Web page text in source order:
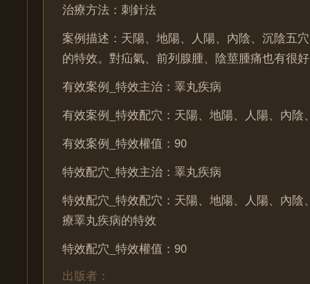
治療方法：刺針法
案例描述：天陽、地陽、人陽、內陰、沉陰五
的特效。對疝氣、前列腺腫、陰莖腫痛也有很
有效案例_特效主治：睪丸疾病
有效案例_特效配穴：天陽、地陽、人陽、內陰
有效案例_特效權值：90
特效配穴_特效主治：睪丸疾病
特效配穴_特效配穴：天陽、地陽、人陽、內陰
療睪丸疾病的特效
特效配穴_特效權值：90
出版者：